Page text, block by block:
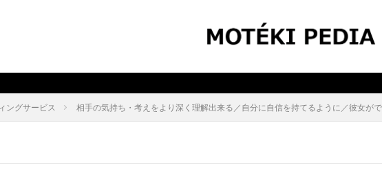
毎月新着
ングサービス 相手の気持ち・考えをより深く理解出来る／自分に自信を持てるように／彼女が